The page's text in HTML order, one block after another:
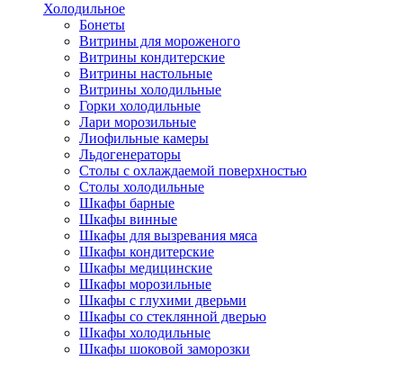
Холодильное
Бонеты
Витрины для мороженого
Витрины кондитерские
Витрины настольные
Витрины холодильные
Горки холодильные
Лари морозильные
Лиофильные камеры
Льдогенераторы
Столы с охлаждаемой поверхностью
Столы холодильные
Шкафы барные
Шкафы винные
Шкафы для вызревания мяса
Шкафы кондитерские
Шкафы медицинские
Шкафы морозильные
Шкафы с глухими дверьми
Шкафы со стеклянной дверью
Шкафы холодильные
Шкафы шоковой заморозки